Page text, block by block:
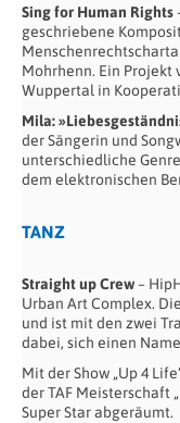
Sing for Human Rights
geschriebene
Mohrhenn. Ein Projekt
Wuppertal in
Mila:
der Sängerin und
unterschiedliche
dem elektronischen
TANZ
Straight up Crew–
Urban Art Complex.
und ist mit den zwei
dabei, sich einen
Mit der Show „Up 4
der TAF Meisterschaft
Super Star abgeräumt.